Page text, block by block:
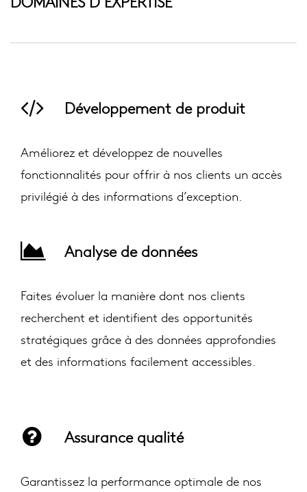
Développement de produit
Améliorez et développez de nouvelles
fonctionnalités pour offrir à nos clients un accès
privilégié à des informations d’exception.
Analyse de données
Faites évoluer la manière dont nos clients
recherchent et identifient des opportunités
stratégiques grâce à des données approfondies
et des informations facilement accessibles.
Assurance qualité
Garantissez la performance optimale de nos